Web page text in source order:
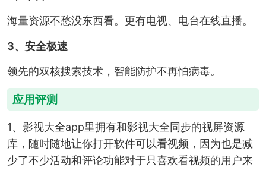
海量资源不愁没东西看。更有电视、电台在线直播。
3、安全极速
领先的双核搜索技术，智能防护不再怕病毒。
应用评测
1、影视大全app里拥有和影视大全同步的视屏资源
库，随时随地让你打开软件可以看视频，因为也是减
少了不少活动和评论功能对于只喜欢看视频的用户来